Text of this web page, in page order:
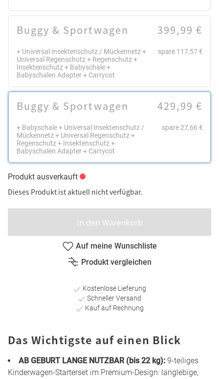
Buggy & Sportwagen
+ Universal Insektenschutz / Mückennetz +
Universal Regenschutz + Regenschutz +
Insektenschutz + Babyschale +
Babyschalen Adapter + Carrycot
399,99 €
spare 117,57 €
Buggy & Sportwagen
+ Babyschale + Universal Insektenschutz /
Mückennetz + Universal Regenschutz +
Regenschutz + Insektenschutz +
Babyschalen Adapter + Carrycot
429,99 €
spare 27,66 €
Produkt ausverkauft
Dieses Produkt ist aktuell nicht verfügbar.
In den Warenkorb
Auf meine Wunschliste
Produkt vergleichen
Kostenlose Lieferung
Schneller Versand
Kauf auf Rechnung
Das Wichtigste auf einen Blick
AB GEBURT LANGE NUTZBAR (bis 22 kg): 9-teiliges
Kinderwagen-Starterset im Premium-Design: langlebige,